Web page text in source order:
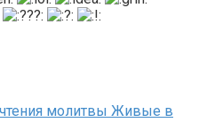
молитвы Живые в